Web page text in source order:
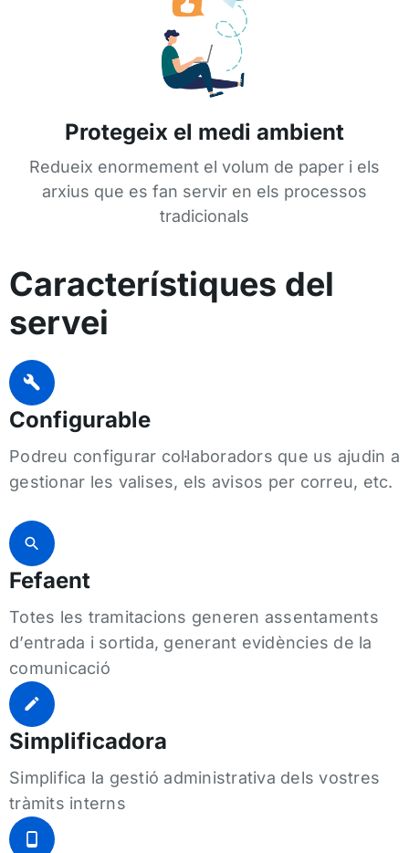
Protegeix el medi ambient
Redueix enormement el volum de paper i els
arxius que es fan servir en els processos
tradicionals
Característiques del
servei
Configurable
Podreu configurar col·laboradors que us ajudin a
gestionar les valises, els avisos per correu, etc.
Fefaent
Totes les tramitacions generen assentaments
d’entrada i sortida, generant evidències de la
comunicació
Simplificadora
Simplifica la gestió administrativa dels vostres
tràmits interns